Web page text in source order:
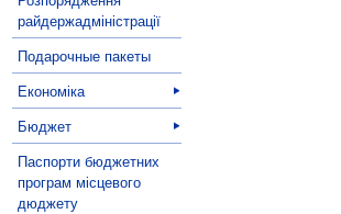
райдержадміністрації
Подарочные пакеты
Економіка
Бюджет
Паспорти бюджетних
програм місцевого
дюджету